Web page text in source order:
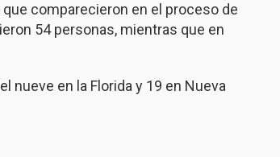
comparecieron en el proceso de
54 personas, mientras que en
nueve en la Florida y 19 en Nueva